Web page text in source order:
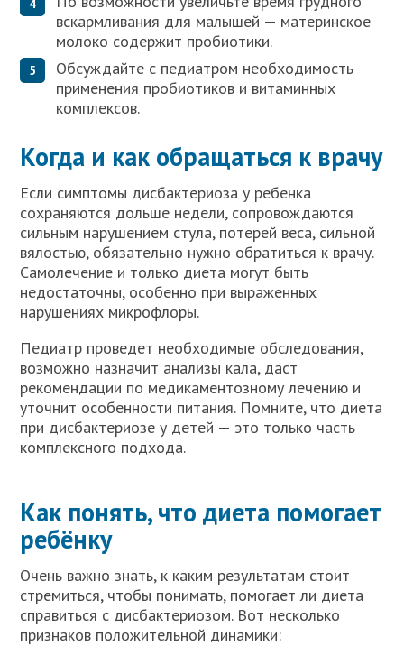
вскармливания для малышей — материнское
молоко содержит пробиотики.
Обсуждайте с педиатром необходимость
применения пробиотиков и витаминных
комплексов.
Когда и как обращаться к врачу
Если симптомы дисбактериоза у ребенка
сохраняются дольше недели, сопровождаются
сильным нарушением стула, потерей веса, сильной
вялостью, обязательно нужно обратиться к врачу.
Самолечение и только диета могут быть
недостаточны, особенно при выраженных
нарушениях микрофлоры.
Педиатр проведет необходимые обследования,
возможно назначит анализы кала, даст
рекомендации по медикаментозному лечению и
уточнит особенности питания. Помните, что диета
при дисбактериозе у детей — это только часть
комплексного подхода.
Как понять, что диета помогает
ребёнку
Очень важно знать, к каким результатам стоит
стремиться, чтобы понимать, помогает ли диета
справиться с дисбактериозом. Вот несколько
признаков положительной динамики: